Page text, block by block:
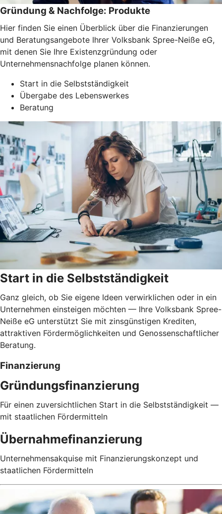
Gründung & Nachfolge: Produkte
Hier finden Sie einen Überblick über die Finanzierungen
und Beratungsangebote Ihrer Volksbank Spree-Neiße eG,
mit denen Sie Ihre Existenzgründung oder
Unternehmensnachfolge planen können.
Start in die Selbstständigkeit
Übergabe des Lebenswerkes
Beratung
Start in die Selbstständigkeit
Ganz gleich, ob Sie eigene Ideen verwirklichen oder in ein
Unternehmen einsteigen möchten — Ihre Volksbank Spree-
Neiße eG unterstützt Sie mit zinsgünstigen Krediten,
attraktiven Fördermöglichkeiten und Genossenschaftlicher
Beratung.
Finanzierung
Gründungsfinanzierung
Für einen zuversichtlichen Start in die Selbstständigkeit —
mit staatlichen Fördermitteln
Übernahmefinanzierung
Unternehmensakquise mit Finanzierungskonzept und
staatlichen Fördermitteln